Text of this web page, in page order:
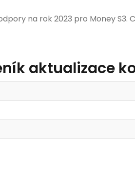
na rok 2023 pro Money S3.
aktualizace